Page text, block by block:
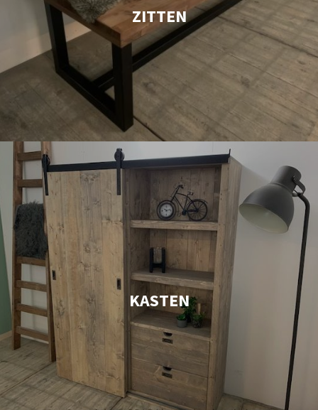
ZITTEN
KASTEN